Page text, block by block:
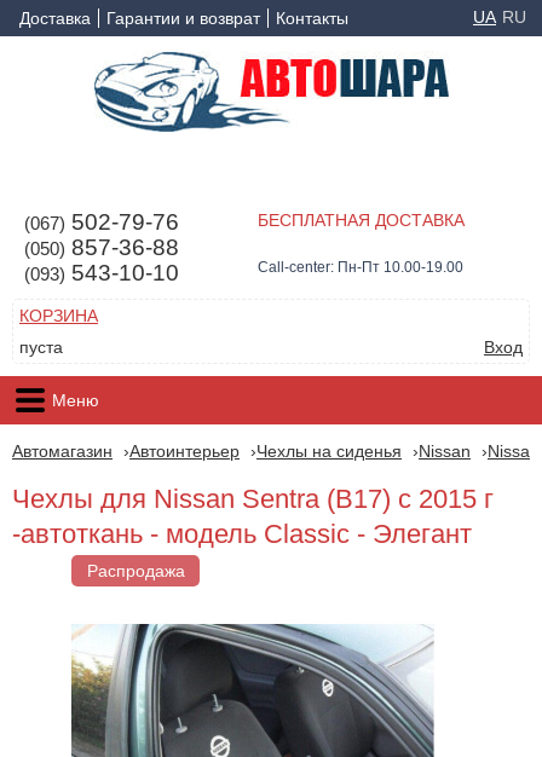
Доставка Гарантии и возврат Контакты UA RU
(067) 502-79-76
(050) 857-36-88
(093) 543-10-10
БЕСПЛАТНАЯ ДОСТАВКА
Call-center: Пн-Пт 10.00-19.00
КОРЗИНА
пуста
Вход
Меню
Автомагазин Автоинтерьер Чехлы на сиденья Nissan
Распродажа
Чехлы для Nissan Sentra (B17) с 2015 г
-автоткань - модель Classic - Элегант